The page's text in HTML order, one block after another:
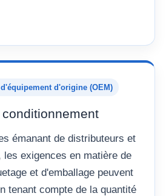
d'origine (OEM)
émanant de distributeurs et
les exigences en matière de
et d'emballage peuvent
tenant compte de la quantité